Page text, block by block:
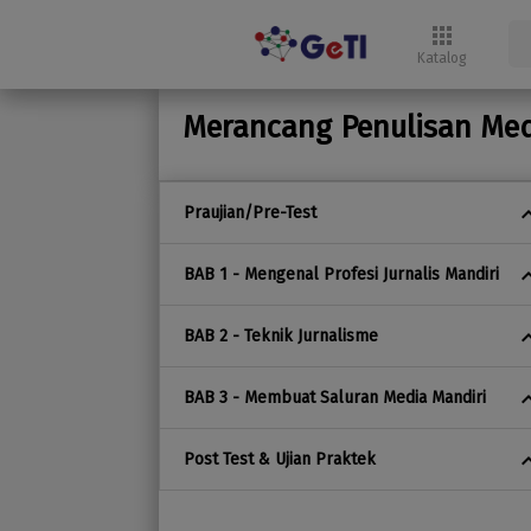
apps
Katalog
Merancang Penulisan
Praujian/Pre-Test
BAB 1 - Mengenal Profesi Jurnalis Mandiri
BAB 2 - Teknik Jurnalisme
BAB 3 - Membuat Saluran Media Mandiri
Post Test & Ujian Praktek